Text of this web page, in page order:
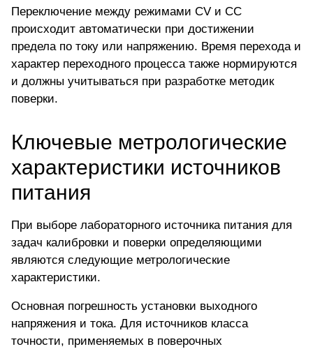
Переключение между режимами CV и CC
происходит автоматически при достижении
предела по току или напряжению. Время перехода и
характер переходного процесса также нормируются
и должны учитываться при разработке методик
поверки.
Ключевые метрологические
характеристики источников
питания
При выборе лабораторного источника питания для
задач калибровки и поверки определяющими
являются следующие метрологические
характеристики.
Основная погрешность установки выходного
напряжения и тока. Для источников класса
точности, применяемых в поверочных